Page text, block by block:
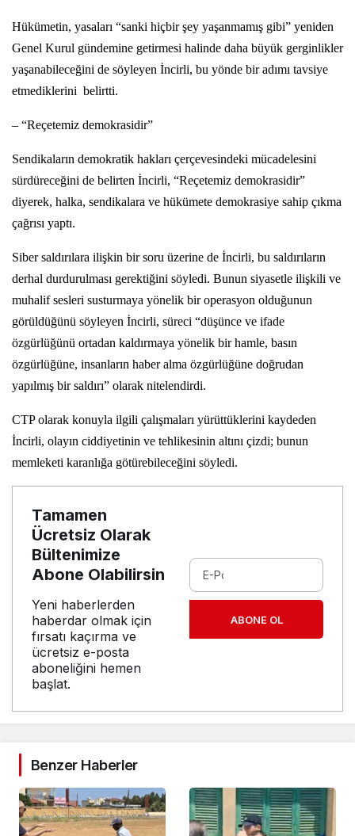
Hükümetin, yasaları “sanki hiçbir şey yaşanmamış gibi” yeniden
Genel Kurul gündemine getirmesi halinde daha büyük gerginlikler
yaşanabileceğini de söyleyen İncirli, bu yönde bir adımı tavsiye
etmediklerini belirtti.
– “Reçetemiz demokrasidir”
Sendikaların demokratik hakları çerçevesindeki mücadelesini
sürdüreceğini de belirten İncirli, “Reçetemiz demokrasidir”
diyerek, halka, sendikalara ve hükümete demokrasiye sahip çıkma
çağrısı yaptı.
Siber saldırılara ilişkin bir soru üzerine de İncirli, bu saldırıların
derhal durdurulması gerektiğini söyledi. Bunun siyasetle ilişkili ve
muhalif sesleri susturmaya yönelik bir operasyon olduğunun
görüldüğünü söyleyen İncirli, süreci “düşünce ve ifade
özgürlüğünü ortadan kaldırmaya yönelik bir hamle, basın
özgürlüğüne, insanların haber alma özgürlüğüne doğrudan
yapılmış bir saldırı” olarak nitelendirdi.
CTP olarak konuyla ilgili çalışmaları yürüttüklerini kaydeden
İncirli, olayın ciddiyetinin ve tehlikesinin altını çizdi; bunun
memleketi karanlığa götürebileceğini söyledi.
Tamamen
Ücretsiz Olarak
Bültenimize
Abone Olabilirsin
Yeni haberlerden
haberdar olmak için
fırsatı kaçırma ve
ücretsiz e-posta
aboneliğini hemen
başlat.
ABONE OL
Benzer Haberler